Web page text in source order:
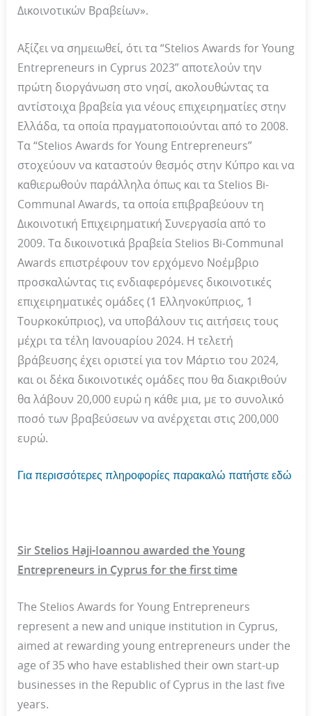
Δικοινοτικών Βραβείων».
Αξίζει να σημειωθεί, ότι τα “Stelios Awards for Young
Entrepreneurs in Cyprus 2023” αποτελούν την
πρώτη διοργάνωση στο νησί, ακολουθώντας τα
αντίστοιχα βραβεία για νέους επιχειρηματίες στην
Ελλάδα, τα οποία πραγματοποιούνται από το 2008.
Τα “Stelios Awards for Young Entrepreneurs”
στοχεύουν να καταστούν θεσμός στην Κύπρο και να
καθιερωθούν παράλληλα όπως και τα Stelios Bi-
Communal Awards, τα οποία επιβραβεύουν τη
Δικοινοτική Επιχειρηματική Συνεργασία από το
2009. Τα δικοινοτικά βραβεία Stelios Bi-Communal
Awards επιστρέφουν τον ερχόμενο Νοέμβριο
προσκαλώντας τις ενδιαφερόμενες δικοινοτικές
επιχειρηματικές ομάδες (1 Ελληνοκύπριος, 1
Τουρκοκύπριος), να υποβάλουν τις αιτήσεις τους
μέχρι τα τέλη Ιανουαρίου 2024. Η τελετή
βράβευσης έχει οριστεί για τον Μάρτιο του 2024,
και οι δέκα δικοινοτικές ομάδες που θα διακριθούν
θα λάβουν 20,000 ευρώ η κάθε μια, με το συνολικό
ποσό των βραβεύσεων να ανέρχεται στις 200,000
ευρώ.
Για περισσότερες πληροφορίες παρακαλώ πατήστε εδώ
Sir Stelios Haji-Ioannou awarded the Young
Entrepreneurs in Cyprus for the first time
The Stelios Awards for Young Entrepreneurs
represent a new and unique institution in Cyprus,
aimed at rewarding young entrepreneurs under the
age of 35 who have established their own start-up
businesses in the Republic of Cyprus in the last five
years.